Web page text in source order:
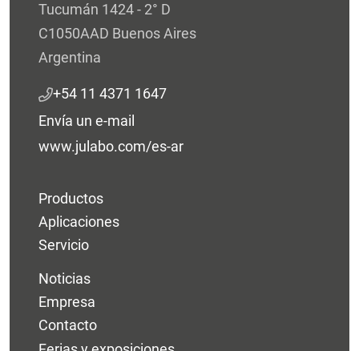
Tucumán 1424 - 2° D
C1050AAD Buenos Aires
Argentina
+54 11 4371 1647
Envía un e-mail
www.julabo.com/es-ar
Productos
Aplicaciones
Servicio
Noticias
Empresa
Contacto